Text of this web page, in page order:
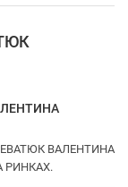
ВАЛЕНТИНА
РИНКАХ.